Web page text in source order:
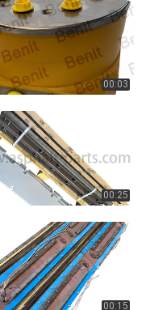
00:03
00:25
00:15